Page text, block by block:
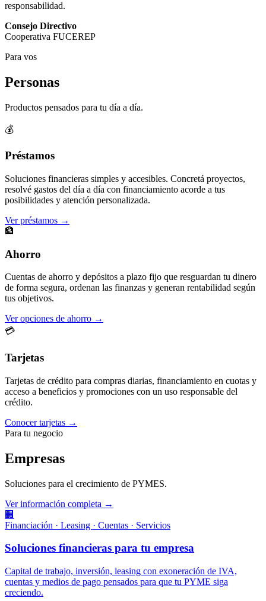
responsabilidad.
Consejo Directivo
Cooperativa FUCEREP
Para vos
Personas
Productos pensados para tu día a día.
💰
Préstamos
Soluciones financieras simples y accesibles. Concretá proyectos,
resolvé gastos del día a día con financiamiento acorde a tus
posibilidades y atención personalizada.
Ver préstamos →
🏦
Ahorro
Cuentas de ahorro y depósitos a plazo fijo que resguardan tu dinero
de forma segura, ordenan las finanzas y generan rentabilidad según
tus objetivos.
Ver opciones de ahorro →
💳
Tarjetas
Tarjetas de crédito para compras diarias, financiamiento en cuotas y
acceso a beneficios y promociones con un uso responsable del
crédito.
Conocer tarjetas →
Para tu negocio
Empresas
Soluciones para el crecimiento de PYMES.
Ver información completa →
🏢
Financiación · Leasing · Cuentas · Servicios
Soluciones financieras para tu empresa
Capital de trabajo, inversión, leasing con exoneración de IVA,
cuentas y medios de pago pensados para que tu PYME siga
creciendo.